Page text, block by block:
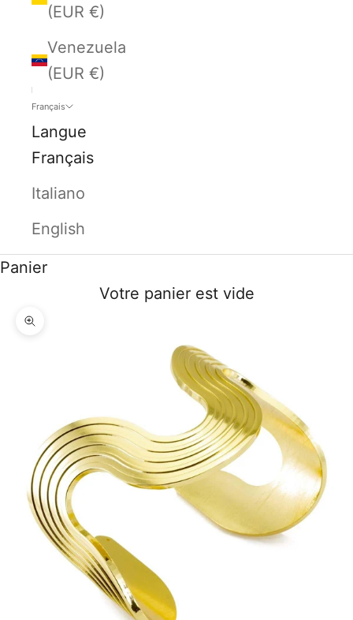
(EUR €)
Venezuela
(EUR €)
Français
Langue
Français
Italiano
English
Panier
Votre panier est vide
Zoomer sur l'image